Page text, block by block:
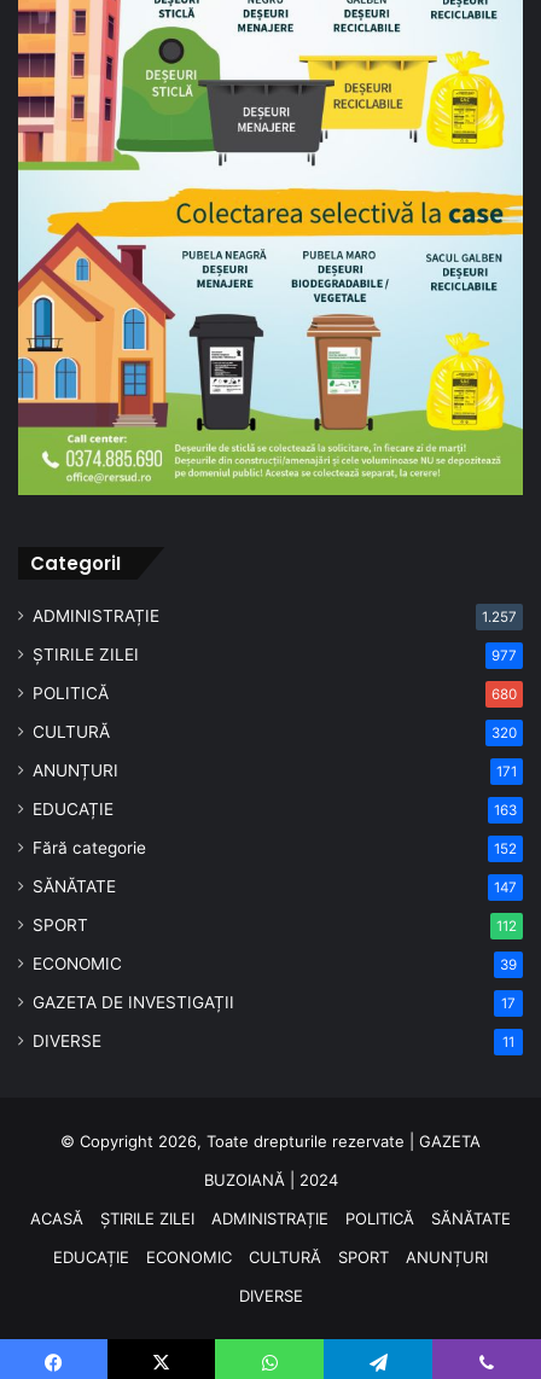
CategoriI
ADMINISTRAȚIE 1.257
ȘTIRILE ZILEI 977
POLITICĂ 680
CULTURĂ 320
ANUNȚURI 171
EDUCAȚIE 163
Fără categorie 152
SĂNĂTATE 147
SPORT 112
ECONOMIC 39
GAZETA DE INVESTIGAȚII 17
DIVERSE 11
© Copyright 2026, Toate drepturile rezervate | GAZETA
BUZOIANĂ | 2024
ACASĂ
ȘTIRILE ZILEI ADMINISTRAȚIE POLITICĂ
SĂNĂTATE
EDUCAȚIE
ECONOMIC CULTURĂ SPORT
ANUNȚURI
DIVERSE